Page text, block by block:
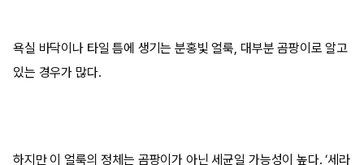
욕실 바닥이나 타일 틈에 생기는 분홍빛 얼룩, 대부분 곰팡이로 알고
있는 경우가 많다.
하지만 이 얼룩의 정체는 곰팡이가 아닌 세균일 가능성이 높다. ‘세라